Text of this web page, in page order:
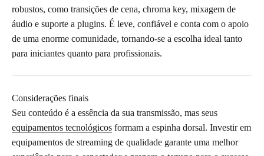
robustos, como transições de cena, chroma key, mixagem de
áudio e suporte a plugins. É leve, confiável e conta com o apoio
de uma enorme comunidade, tornando-se a escolha ideal tanto
para iniciantes quanto para profissionais.
Considerações finais
Seu conteúdo é a essência da sua transmissão, mas seus
equipamentos tecnológicos formam a espinha dorsal. Investir em
equipamentos de streaming de qualidade garante uma melhor